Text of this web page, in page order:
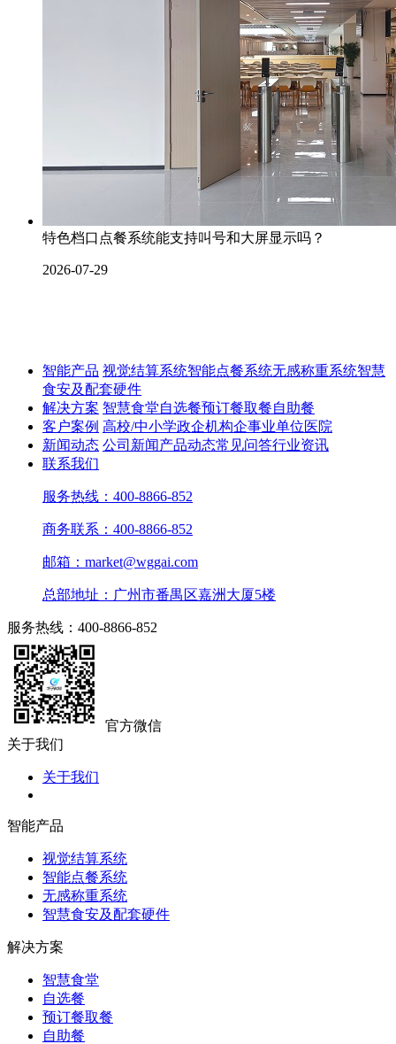
特色档口点餐系统能支持叫号和大屏显示吗？
2026-07-29
智能产品 视觉结算系统智能点餐系统无感称重系统智慧
食安及配套硬件
解决方案 智慧食堂自选餐预订餐取餐自助餐
客户案例 高校/中小学政企机构企事业单位医院
新闻动态 公司新闻产品动态常见问答行业资讯
联系我们
服务热线：400-8866-852
商务联系：400-8866-852
邮箱：market@wggai.com
总部地址：广州市番禺区嘉洲大厦5楼
服务热线：400-8866-852
官方微信
关于我们
关于我们
智能产品
视觉结算系统
智能点餐系统
无感称重系统
智慧食安及配套硬件
解决方案
智慧食堂
自选餐
预订餐取餐
自助餐